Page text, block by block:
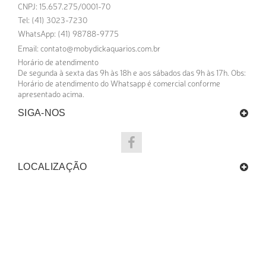
CNPJ: 15.657.275/0001-70
Tel: (41) 3023-7230
WhatsApp: (41) 98788-9775
Email: contato@mobydickaquarios.com.br
Horário de atendimento
De segunda à sexta das 9h às 18h e aos sábados das 9h às 17h. Obs:
Horário de atendimento do Whatsapp é comercial conforme
apresentado acima.
SIGA-NOS
LOCALIZAÇÃO